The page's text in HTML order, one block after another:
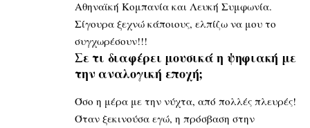
Αθηναϊκή Κομπανία και Λευκή Συμφωνία.
Σίγουρα ξεχνώ κάποιους, ελπίζω να μου το
συγχωρέσουν!!!
Σε τι διαφέρει μουσικά η ψηφιακή με
την αναλογική εποχή;
Όσο η μέρα με την νύχτα, από πολλές πλευρές!
Όταν ξεκινούσα εγώ, η πρόσβαση στην